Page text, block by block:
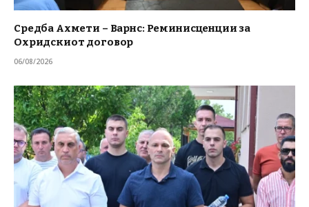
Средба Ахмети – Варнс: Реминисценции за
Охридскиот договор
06/08/2026